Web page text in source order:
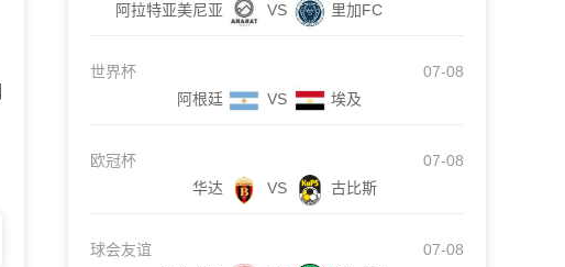
阿拉特亚美尼亚
VS 里加FC
世界杯
07-08
阿根廷
VS 埃及
欧冠杯
07-08
华达
VS 古比斯
球会友谊
07-08